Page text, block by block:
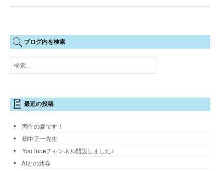
ブログ内を検索
検
索:
最近の投稿
丙午の夏です！
畑中正一先生
YouTubeチャンネル開設しました♪
AIとの共存